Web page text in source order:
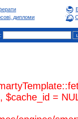
дипломи
=